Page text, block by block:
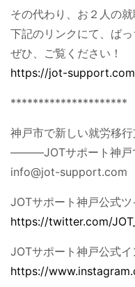
その代わり、お２人の就
下記のリンクにて、ばっ
ぜひ、ご覧ください！
https://jot-
*********************
神戸市で新しい就労移
―――JOTサポート神
info@jot-support.com
JOTサポート神戸公式ツ
https://twitter.com/
JOTサポート神戸公式イ
https://